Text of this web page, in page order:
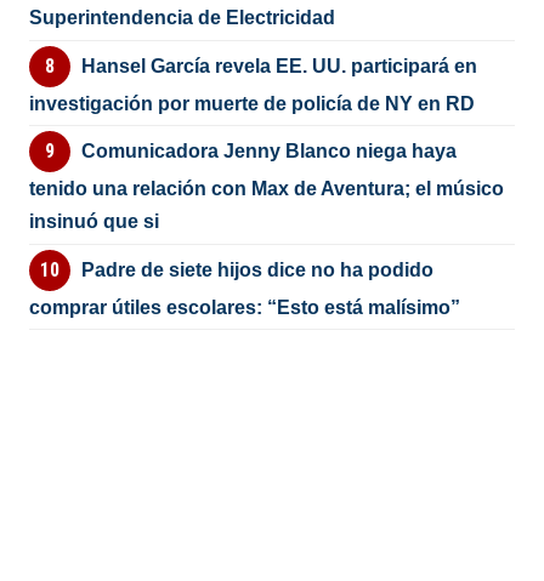
Superintendencia de Electricidad
Hansel García revela EE. UU. participará en
investigación por muerte de policía de NY en RD
Comunicadora Jenny Blanco niega haya
tenido una relación con Max de Aventura; el músico
insinuó que si
Padre de siete hijos dice no ha podido
comprar útiles escolares: “Esto está malísimo”